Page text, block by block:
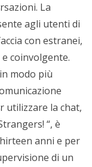
La
agli utenti di
con estranei,
coinvolgente.
modo più
utilizzare la chat,
“, è
anni e per
di un